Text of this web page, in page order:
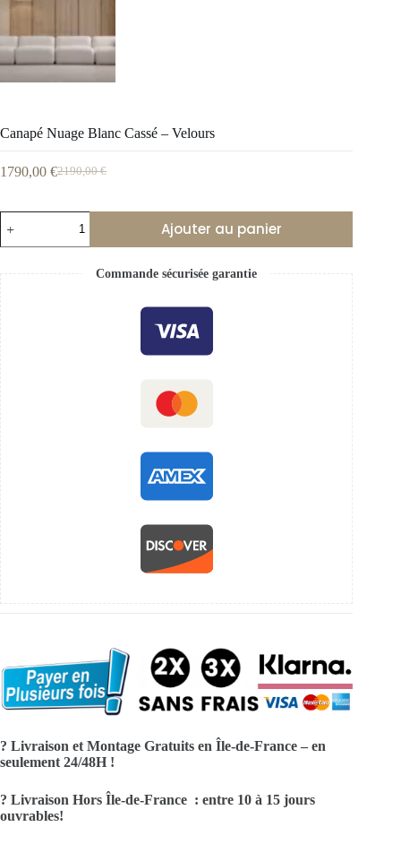
Canapé Nuage Blanc Cassé – Velours
2190,00€
1790,00 €
Ajouter au panier
Commande sécurisée garantie
? Livraison et Montage Gratuits en Île-de-France – en
seulement 24/48H !
? Livraison Hors Île-de-France : entre 10 à 15 jours
ouvrables!